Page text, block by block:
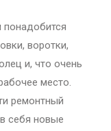
воротки,
и, что очень
место.
ремонтный
себя новые